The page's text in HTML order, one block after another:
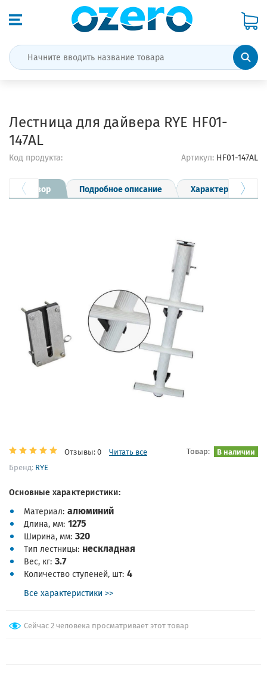
Лестница для дайвера RYE HF01-
147AL
Код продукта: Артикул: HF01-147AL
Обзор Подробное описание Характеристики
Отзывы: 0 Читать все Товар: В наличии
Бренд: RYE
Основные характеристики:
Материал алюминий
Длина, мм 1275
Ширина, мм 320
Тип лестницы нескладная
Вес, кг 3.7
Количество ступеней, шт 4
Все характеристики >>
Сейчас 2 человека просматривает этот товар